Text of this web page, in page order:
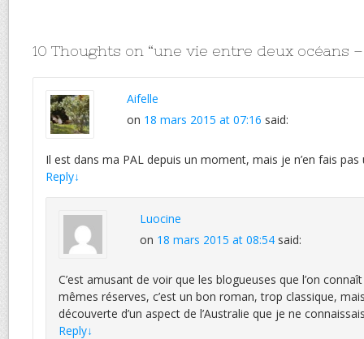
10 Thoughts on “une vie entre deux océans –
Aifelle
on 18 mars 2015 at 07:16 said:
Il est dans ma PAL depuis un moment, mais je n’en fais pas
Reply↓
Luocine
on 18 mars 2015 at 08:54 said:
C’est amusant de voir que les blogueuses que l’on
mêmes réserves, c’est un bon roman, trop classique,
découverte d’un aspect de l’Australie que je ne
Reply↓